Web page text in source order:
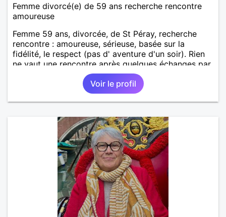
Femme divorcé(e) de 59 ans recherche rencontre
amoureuse
Femme 59 ans, divorcée, de St Péray, recherche
rencontre : amoureuse, sérieuse, basée sur la
fidélité, le respect (pas d' aventure d'un soir). Rien
ne vaut une rencontre après quelques échanges par
messages pour savoir si il y a un feeling entre les
deux et le désir de se revoir. Au plaisir de se
Voir le profil